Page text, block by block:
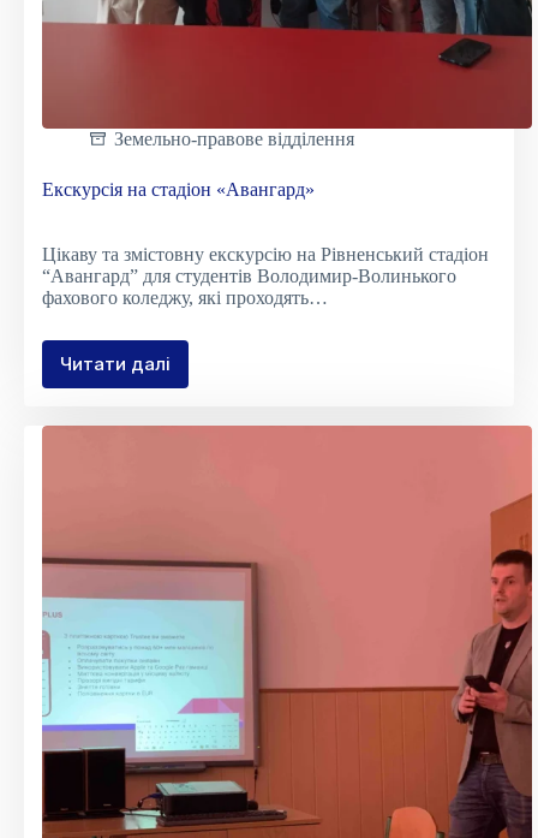
Земельно-правове відділення
Екскурсія на стадіон «Авангард»
Цікаву та змістовну екскурсію на Рівненський стадіон
“Авангард” для студентів Володимир-Волинького
фахового коледжу, які проходять…
Читати далі
Екскурсія
на